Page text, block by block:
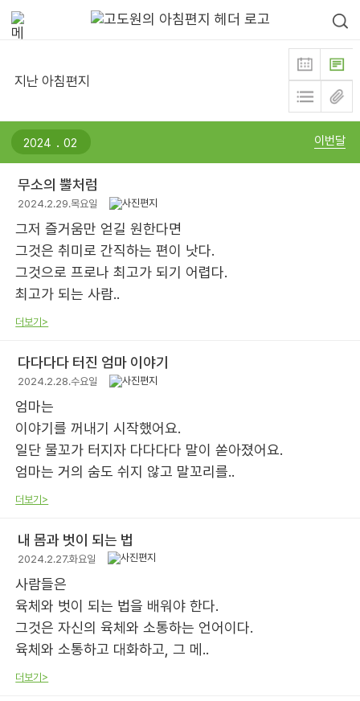
지난 아침편지
. 이번달
무소의 뿔처럼
2024.2.29.목요일
그저 즐거움만 얻길 원한다면
그것은 취미로 간직하는 편이 낫다.
그것으로 프로나 최고가 되기 어렵다.
최고가 되는 사람..
더보기>
다다다다 터진 엄마 이야기
2024.2.28.수요일
엄마는
이야기를 꺼내기 시작했어요.
일단 물꼬가 터지자 다다다다 말이 쏟아졌어요.
엄마는 거의 숨도 쉬지 않고 말꼬리를..
더보기>
내 몸과 벗이 되는 법
2024.2.27.화요일
사람들은
육체와 벗이 되는 법을 배워야 한다.
그것은 자신의 육체와 소통하는 언어이다.
육체와 소통하고 대화하고, 그 메..
더보기>